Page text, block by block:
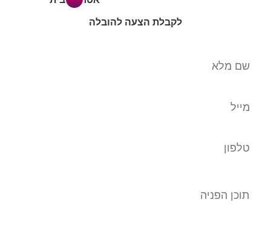
לקבלת הצעה להובלה